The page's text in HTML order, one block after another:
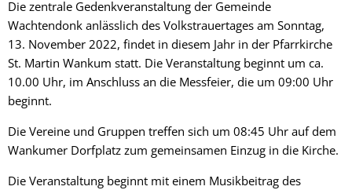
Die zentrale Gedenkveranstaltung der Gemeinde
Wachtendonk anlässlich des Volkstrauertages am Sonntag,
13. November 2022, findet in diesem Jahr in der Pfarrkirche
St. Martin Wankum statt. Die Veranstaltung beginnt um ca.
10.00 Uhr, im Anschluss an die Messfeier, die um 09:00 Uhr
beginnt.
Die Vereine und Gruppen treffen sich um 08:45 Uhr auf dem
Wankumer Dorfplatz zum gemeinsamen Einzug in die Kirche.
Die Veranstaltung beginnt mit einem Musikbeitrag des